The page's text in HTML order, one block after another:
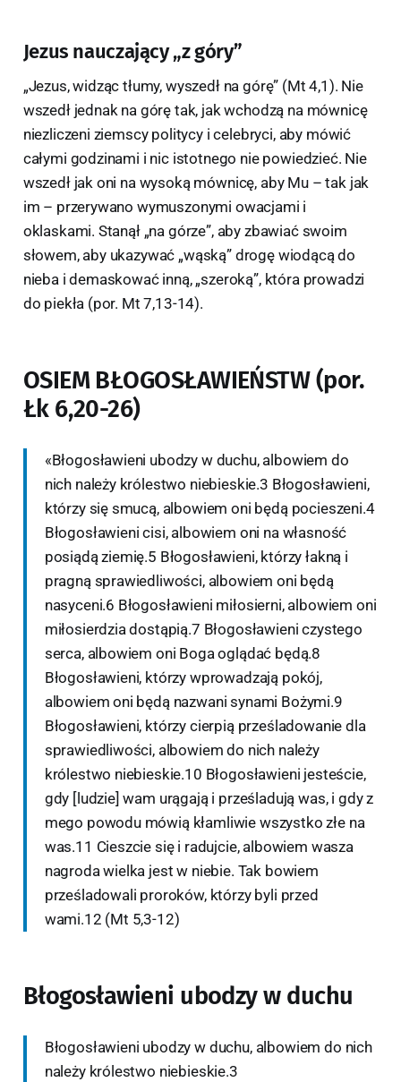
Jezus nauczający „z góry”
„Jezus, widząc tłumy, wyszedł na górę” (Mt 4,1). Nie
wszedł jednak na górę tak, jak wchodzą na mównicę
niezliczeni ziemscy politycy i celebryci, aby mówić
całymi godzinami i nic istotnego nie powiedzieć. Nie
wszedł jak oni na wysoką mównicę, aby Mu – tak jak
im – przerywano wymuszonymi owacjami i
oklaskami. Stanął „na górze”, aby zbawiać swoim
słowem, aby ukazywać „wąską” drogę wiodącą do
nieba i demaskować inną, „szeroką”, która prowadzi
do piekła (por. Mt 7,13-14).
OSIEM BŁOGOSŁAWIEŃSTW (por.
Łk 6,20-26)
«Błogosławieni ubodzy w duchu, albowiem do
nich należy królestwo niebieskie.3 Błogosławieni,
którzy się smucą, albowiem oni będą pocieszeni.4
Błogosławieni cisi, albowiem oni na własność
posiądą ziemię.5 Błogosławieni, którzy łakną i
pragną sprawiedliwości, albowiem oni będą
nasyceni.6 Błogosławieni miłosierni, albowiem oni
miłosierdzia dostąpią.7 Błogosławieni czystego
serca, albowiem oni Boga oglądać będą.8
Błogosławieni, którzy wprowadzają pokój,
albowiem oni będą nazwani synami Bożymi.9
Błogosławieni, którzy cierpią prześladowanie dla
sprawiedliwości, albowiem do nich należy
królestwo niebieskie.10 Błogosławieni jesteście,
gdy [ludzie] wam urągają i prześladują was, i gdy z
mego powodu mówią kłamliwie wszystko złe na
was.11 Cieszcie się i radujcie, albowiem wasza
nagroda wielka jest w niebie. Tak bowiem
prześladowali proroków, którzy byli przed
wami.12 (Mt 5,3-12)
Błogosławieni ubodzy w duchu
Błogosławieni ubodzy w duchu, albowiem do nich
należy królestwo niebieskie.3